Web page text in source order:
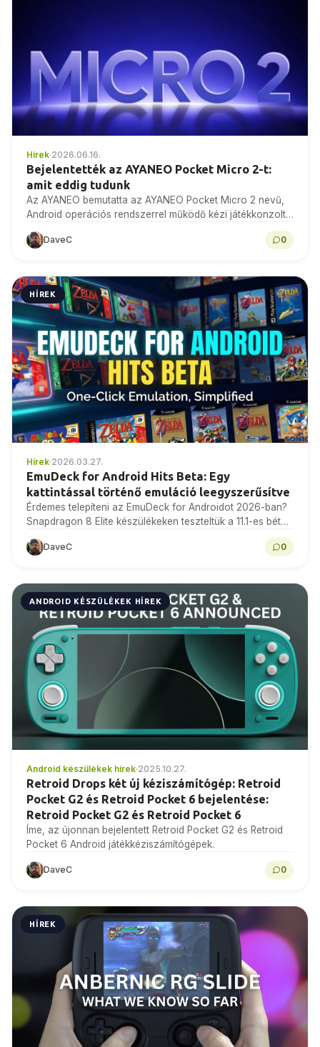
Hírek·2026.06.16.
Bejelentették az AYANEO Pocket Micro 2-t:
amit eddig tudunk
Az AYANEO bemutatta az AYANEO Pocket Micro 2 nevű,
Android operációs rendszerrel működő kézi játékkonzolt.
DaveC 0
HÍREK
Hírek·2026.03.27.
EmuDeck for Android Hits Beta: Egy
kattintással történő emuláció leegyszerűsítve
Érdemes telepíteni az EmuDeck for Androidot 2026-ban?
Snapdragon 8 Elite készülékeken teszteltük a 11.1-es bétát
DaveC 0
ANDROID KÉSZÜLÉKEK HÍREK
Android készülékek hírek·2025.10.27.
Retroid Drops két új kéziszámítógép: Retroid
Pocket G2 és Retroid Pocket 6 bejelentése:
Retroid Pocket G2 és Retroid Pocket 6
Íme, az újonnan bejelentett Retroid Pocket G2 és Retroid
Pocket 6 Android játékkéziszámítógépek.
DaveC 0
HÍREK